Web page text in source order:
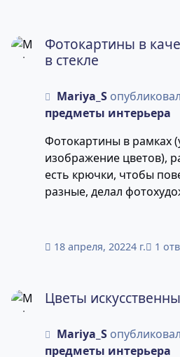
Фотокартины в
в стекле
Mariya_S
предметы интерьера
Фотокартины в рамках
изображение цветов),
есть крючки, чтобы повесить. 10
разные, делал
оживить холл, офис,
весомая скидка.
18 апреля, 20224 г. 1
Цветы
Mariya_S
предметы интерьера